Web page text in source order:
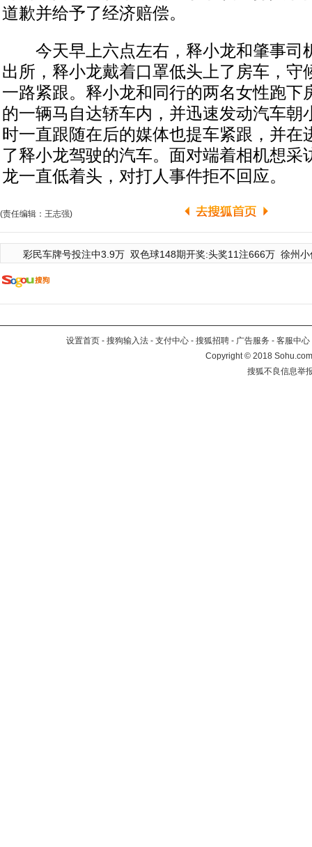
道歉并给予了经济赔偿。
今天早上六点左右，释小龙和肇事司
出所，释小龙戴着口罩低头上了房车，守
一路紧跟。释小龙和同行的两名女性跑下
的一辆马自达轿车内，并迅速发动汽车朝
时一直跟随在后的媒体也提车紧跟，并在
了释小龙驾驶的汽车。面对端着相机想采
龙一直低着头，对打人事件拒不回应。
(责任编辑：王志强)
彩民车牌号投注中3.9万 双色球148期开奖:头奖11注666万 徐州
设置首页 - 搜狗输入法 - 支付中心 - 搜狐招聘 - 广告服务 - 客服中心
Copyright©2018
搜狐不良信息举